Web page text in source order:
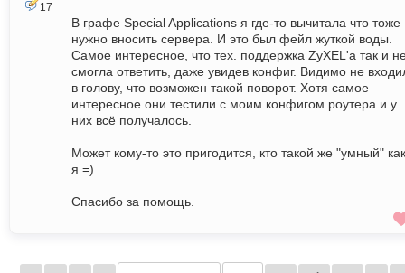
17
В графе Special Applications я где-то вычитала что тоже
нужно вносить сервера. И это был фейл жуткой воды.
Самое интересное, что тех. поддержка ZyXEL'а так и
смогла ответить, даже увидев конфиг. Видимо не
в голову, что возможен такой поворот. Хотя самое
интересное они тестили с моим конфигом роутера и у
них всё получалось.
Может кому-то это пригодится, кто такой же "умный"
я =)
Спасибо за помощь.